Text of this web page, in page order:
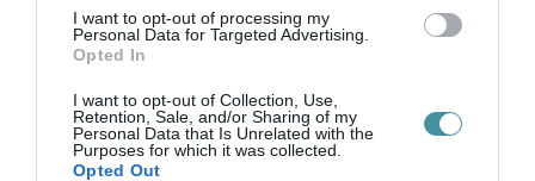
I want to opt-out of processing my
Personal Data for Targeted Advertising.
Opted In
I want to opt-out of Collection, Use,
Retention, Sale, and/or Sharing of my
Personal Data that Is Unrelated with the
Purposes for which it was collected.
Opted Out
Szeged ellen